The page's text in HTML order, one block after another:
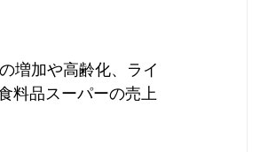
増加や高齢化、ライ
料品スーパーの売上